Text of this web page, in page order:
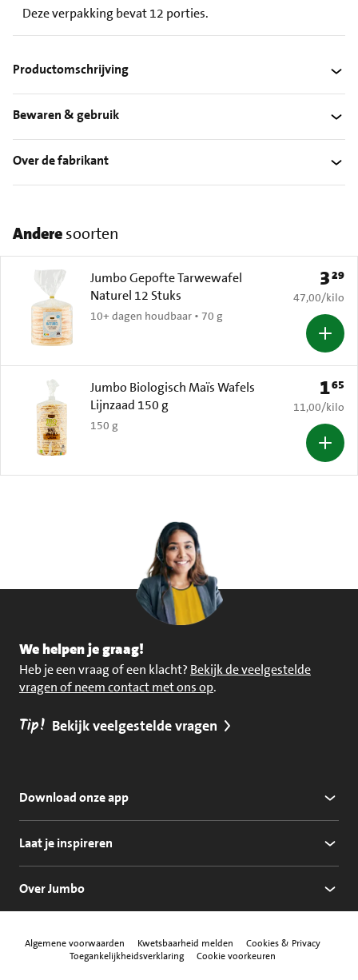
Deze verpakking bevat 12 porties.
Productomschrijving
Bewaren & gebruik
Over de fabrikant
Anderesoorten
Jumbo Gepofte Tarwewafel
Naturel 12 Stuks
10+ dagen houdbaar • 70 g
Prijs:
329
€ 47,00 per
47,00/kilo
Jumbo Biologisch Maïs Wafels
Lijnzaad 150 g
150 g
Prijs:
165
€ 11,00 per
11,00/kilo
We helpen je graag!
Heb je een vraag of een klacht? Bekijk de veelgestelde
vragen of neem contact met ons op.
Tip! Bekijk veelgestelde vragen
Download onze app
Laat je inspireren
Over Jumbo
Algemene voorwaarden Kwetsbaarheid melden
Cookies & Privacy
Toegankelijkheidsverklaring
Cookie voorkeuren